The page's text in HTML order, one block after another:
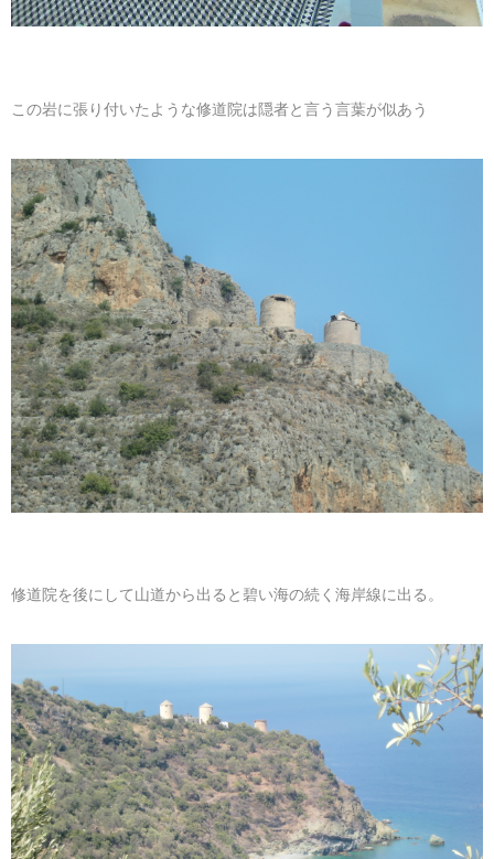
この岩に張り付いたような修道院は隠者と言う言葉が似あう
修道院を後にして山道から出ると碧い海の続く海岸線に出る。